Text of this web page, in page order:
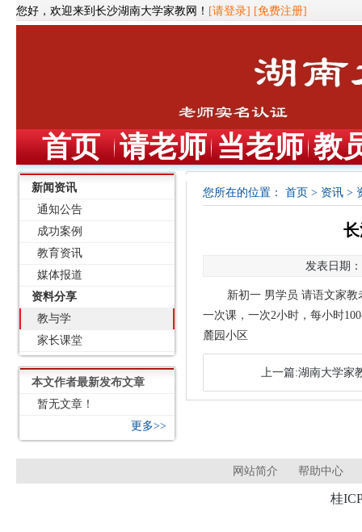
您好，欢迎来到长沙湖南大学家教网！ [请登录] [免费注册]
首页 请老师 当老师 教
新闻资讯
通知公告
成功案例
教育资讯
媒体报道
资料分享
教与学
家长课堂
本文作者最新发布文章
暂无文章！
更多>>
您所在的位置： 首页 > 资讯 >
发表日期
新初一 男学员 请语文家
一次课，一次2小时，每小时
麓园小区
上一篇:湖南大学家
网站简介 帮助中心
桂